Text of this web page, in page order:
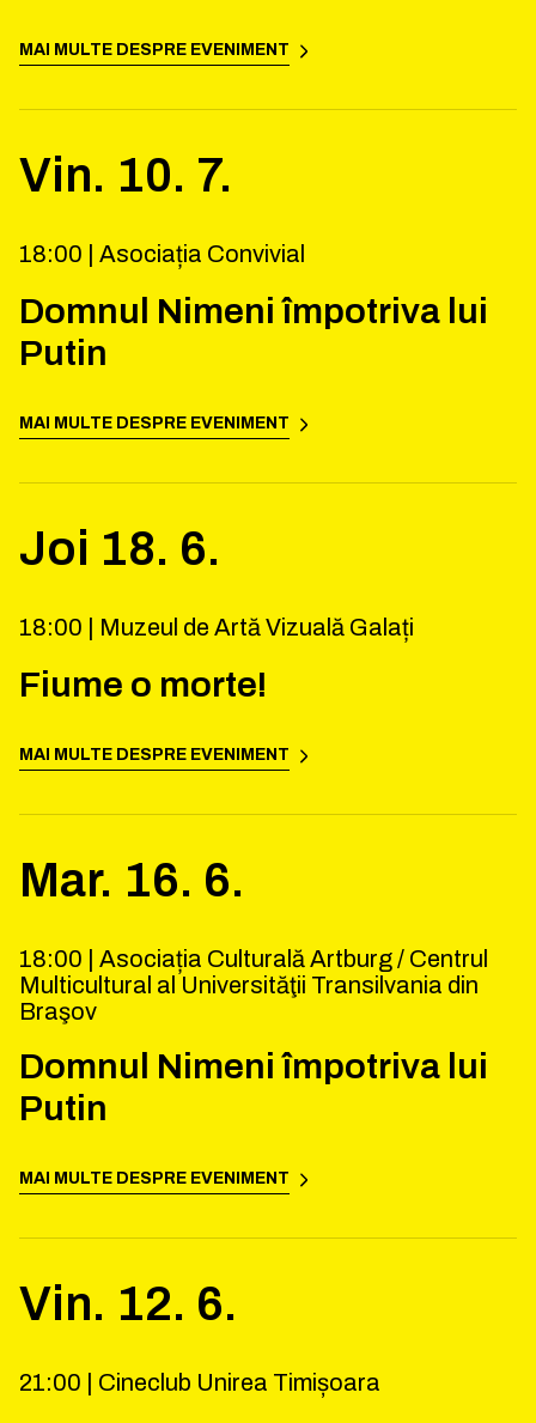
MAI MULTE DESPRE EVENIMENT
Vin. 10. 7.
18:00 | Asociația Convivial
Domnul Nimeni împotriva lui
Putin
MAI MULTE DESPRE EVENIMENT
Joi 18. 6.
18:00 | Muzeul de Artă Vizuală Galați
Fiume o morte!
MAI MULTE DESPRE EVENIMENT
Mar. 16. 6.
18:00 | Asociația Culturală Artburg / Centrul
Multicultural al Universităţii Transilvania din
Braşov
Domnul Nimeni împotriva lui
Putin
MAI MULTE DESPRE EVENIMENT
Vin. 12. 6.
21:00 | Cineclub Unirea Timișoara